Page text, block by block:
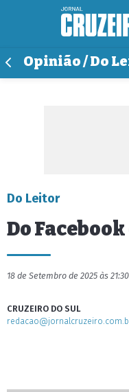
Opinião / Do
Do Leitor
Do
18 de Setembro de 2025 às 21:30
CRUZEIRO DO SUL